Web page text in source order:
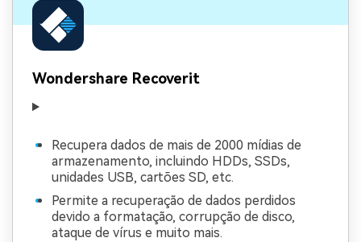
Wondershare Recoverit
Recupera dados de mais de 2000 mídias de
armazenamento, incluindo HDDs, SSDs,
unidades USB, cartões SD, etc.
Permite a recuperação de dados perdidos
devido a formatação, corrupção de disco,
ataque de vírus e muito mais.